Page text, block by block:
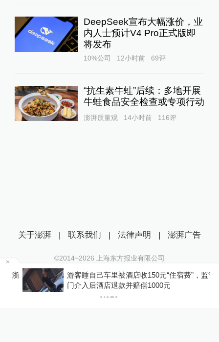
DeepSeek宣布大幅涨价，业
内人士预计V4 Pro正式版即
将发布
10%公司 12小时前 69评
“抗生素牛蛙”后续：多地开展
牛蛙食品安全检查或专项行动
澎湃质量观 14小时前 116评
游客睡自己车里被酒店收150元“住宿费”，监管部
门介入后酒店退款并赔偿1000元
关于澎湃 | 联系我们 | 法律声明 | 澎湃广告
©2014~2026 上海东方报业有限公司
沪ICP证：沪B2-20170116 | 沪ICP备14003370号
互联网新闻信息服务许可证：31120170006
沪公网安备 31010602000299号